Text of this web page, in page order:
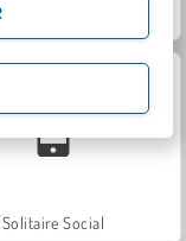
the Bear: Meadows
Solitaire Social